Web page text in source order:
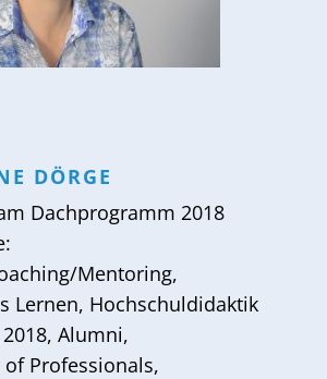
DÖRGE
Dachprogramm 2018
Mentoring,
Lernen, Hochschuldidaktik
2018, Alumni,
Professionals,